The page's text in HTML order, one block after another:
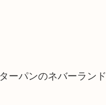
ーパンのネバーランド